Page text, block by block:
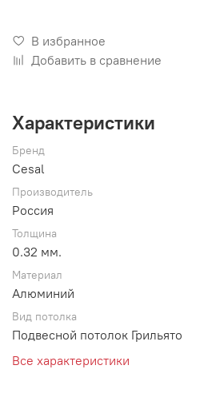
В избранное
Добавить в сравнение
Характеристики
Бренд
Cesal
Производитель
Россия
Толщина
0.32 мм.
Материал
Алюминий
Вид потолка
Подвесной потолок Грильято
Все характеристики